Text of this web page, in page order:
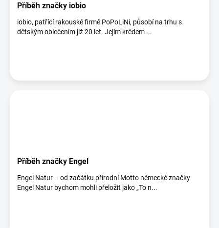
Příběh značky iobio
iobio, patřící rakouské firmě PoPoLiNi, působí na trhu s
dětským oblečením již 20 let. Jejím krédem ...
Příběh značky Engel
Engel Natur – od začátku přírodní Motto německé značky
Engel Natur bychom mohli přeložit jako „To n...